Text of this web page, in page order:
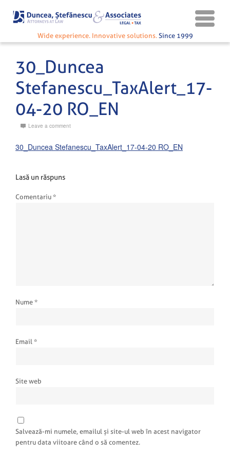
Wide experience. Innovative solutions. Since 1999
30_Duncea
Stefanescu_TaxAlert_17-
04-20 RO_EN
Leave a comment
30_Duncea Stefanescu_TaxAlert_17-04-20 RO_EN
Lasă un răspuns
Comentariu *
Nume *
Email *
Site web
Salvează-mi numele, emailul și site-ul web în acest navigator
pentru data viitoare când o să comentez.